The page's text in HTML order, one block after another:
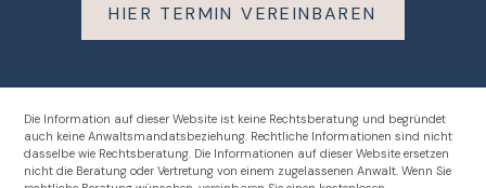
HIER TERMIN VEREINBAREN
Die Information auf dieser Website ist keine Rechtsberatung und begründet
auch keine Anwaltsmandatsbeziehung. Rechtliche Informationen sind nicht
dasselbe wie Rechtsberatung. Die Informationen auf dieser Website ersetzen
nicht die Beratung oder Vertretung von einem zugelassenen Anwalt. Wenn Sie